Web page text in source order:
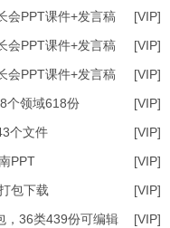
[VIP]
会PPT课件+发言稿
[VIP]
会PPT课件+发言稿
[VIP]
会PPT课件+发言稿
[VIP]
个领域618份
[VIP]
个文件
[VIP]
PPT
[VIP]
包下载
[VIP]
，36类439份可编辑